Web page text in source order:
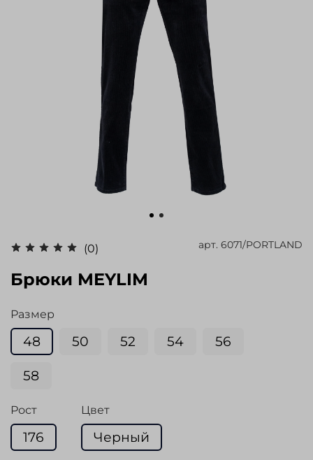
(0) арт. 6071/PORTLAND
Брюки MEYLIM
Размер
48 50 52 54 56
58
Рост
176
Цвет
Черный